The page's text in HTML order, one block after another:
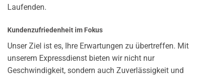
Laufenden.
Kundenzufriedenheit im Fokus
Unser Ziel ist es, Ihre Erwartungen zu übertreffen. Mit
unserem Expressdienst bieten wir nicht nur
Geschwindigkeit, sondern auch Zuverlässigkeit und